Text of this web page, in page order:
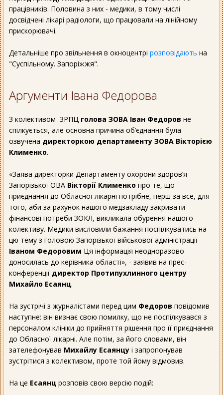
працівників. Половина з них - медики, в тому числі
досвідчені лікарі радіологи, що працювали на лінійному
прискорювачі.
Детальніше про звільнення в окноцентрі розповідають на
"Суспільному. Запоріжжя".
Аргументи Івана Федорова
З колективом ЗРПЦ голова ЗОВА Іван Федоров не
спілкується, але основна причина об’єднання була
озвучена директоркою департаменту ЗОВА Вікторією
Клименко.
«Заява директорки Департаменту охорони здоров’я
Запорізької ОВА Вікторії Клименко про те, що
приєднання до Обласної лікарні потрібне, перш за все, для
того, аби за рахунок нашого медзакладу закривати
фінансові потреби ЗОКЛ, викликала обурення нашого
колективу. Медики висловили бажання поспілкуватись на
цю тему з головою Запорізької військової адміністрації
Іваном Федоровим Ця інформація неодноразово
доносилась до керівника області», - заявив на прес-
конференції директор Протипухлинного центру
Михайло Есаянц.
На зустрічі з журналістами перед цим Федоров повідомив
наступне: він визнає свою помилку, що не поспілкувався з
персоналом клініки до прийняття рішення про її приєднання
до Обласної лікарні. Але потім, за його словами, він
зателефонував Михайлу Есаянцу і запропонував
зустрітися з колективом, проте той йому відмовив.
На це Есаянц розповів свою версію подій: